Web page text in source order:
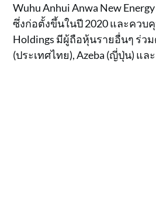
Wuhu Anhui Anwa New
ซึ่งก่อตั้งขึ้นในปี 2020 และควบ
Holdings มีผู้ถือหุ้นรายอื่นๆ ร่วม
(ประเทศไทย), Azeba (ญี่ปุ่น) แล